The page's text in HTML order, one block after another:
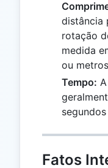
distância
rotação
medida
ou
Tempo:
Fatos